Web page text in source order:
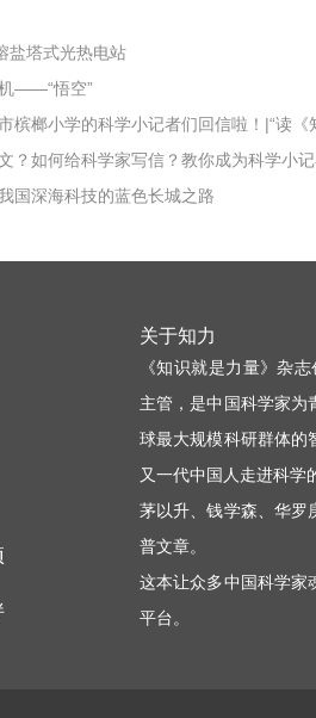
盐塔式光热电站
——“悟空”
者们回信啦！|“读《知识就是力量》给科学家写信”优秀书信作品选登（第十四
？如何给科学家写信？教你成为科学小
国深海科技的蓝色长城之路
关于知力
《知识就是力量》杂
主管，是中国科学家为
球最大规模科研群体的
又一代中国人走进科学
茅以升、钱学森、华罗
普文章。
这本让众多中国科学家
平台。